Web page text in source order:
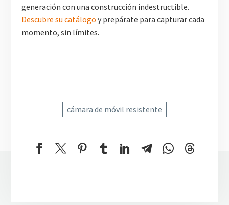
generación con una construcción indestructible.
Descubre su catálogo y prepárate para capturar cada
momento, sin límites.
cámara de móvil resistente